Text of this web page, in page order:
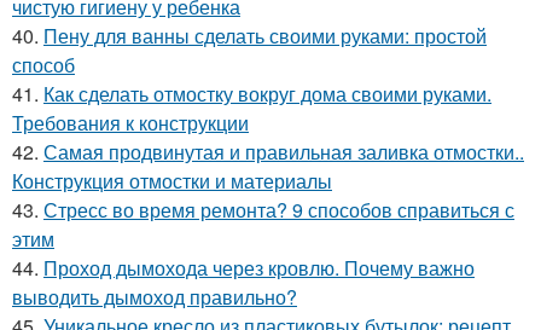
чистую гигиену у ребенка
40. Пену для ванны сделать своими руками: простой
способ
41. Как сделать отмостку вокруг дома своими руками.
Требования к конструкции
42. Самая продвинутая и правильная заливка отмостки..
Конструкция отмостки и материалы
43. Стресс во время ремонта? 9 способов справиться с
этим
44. Проход дымохода через кровлю. Почему важно
выводить дымоход правильно?